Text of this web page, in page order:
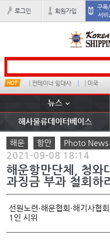
로그인 회원가입
구독
서비
컨테이너 임대사 미국
뉴스
해사물류데이터베이스
해운 항만 Photo News
2021-09-08 18:14
해운항만단체, 청와
과징금 부과 철회하
선원노련·해운협회·해기사협
1인 시위